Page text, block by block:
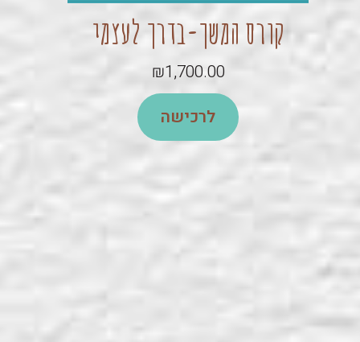
קורס המשך-בדרך לעצמי
₪1,700.00
לרכישה